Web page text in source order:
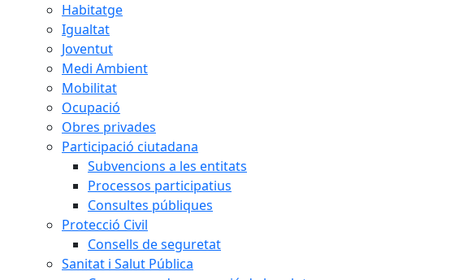
Habitatge
Igualtat
Joventut
Medi Ambient
Mobilitat
Ocupació
Obres privades
Participació ciutadana
Subvencions a les entitats
Processos participatius
Consultes públiques
Protecció Civil
Consells de seguretat
Sanitat i Salut Pública